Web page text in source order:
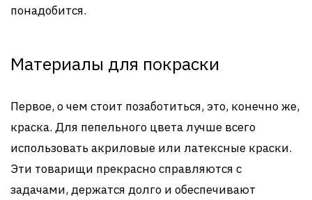
понадобится.
Материалы для покраски
Первое, о чем стоит позаботиться, это, конечно же,
краска. Для пепельного цвета лучше всего
использовать акриловые или латексные краски.
Эти товарищи прекрасно справляются с
задачами, держатся долго и обеспечивают